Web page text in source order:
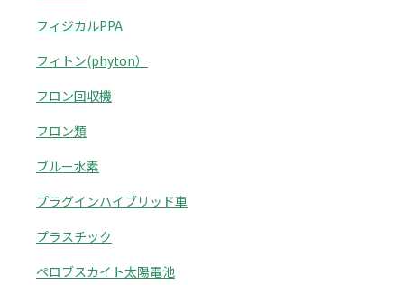
フィジカルPPA
フィトン(phyton）
フロン回収機
フロン類
ブルー水素
プラグインハイブリッド車
プラスチック
ペロブスカイト太陽電池